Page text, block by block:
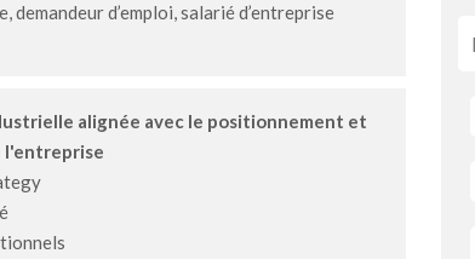
d’emploi, salarié d’entreprise
alignée avec le positionnement et
l'entreprise